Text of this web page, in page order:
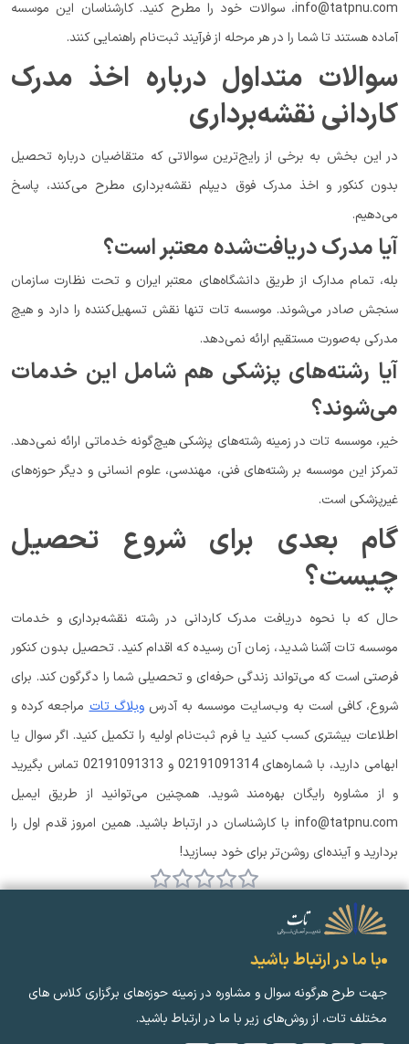
info@tatpnu.com، سوالات خود را مطرح کنید. کارشناسان این موسسه
آماده هستند تا شما را در هر مرحله از فرآیند ثبت‌نام راهنمایی کنند.
سوالات متداول درباره اخذ مدرک
کاردانی نقشه‌برداری
در این بخش به برخی از رایج‌ترین سوالاتی که متقاضیان درباره تحصیل
بدون کنکور و اخذ مدرک فوق دیپلم نقشه‌برداری مطرح می‌کنند، پاسخ
می‌دهیم.
آیا مدرک دریافت‌شده معتبر است؟
بله، تمام مدارک از طریق دانشگاه‌های معتبر ایران و تحت نظارت سازمان
سنجش صادر می‌شوند. موسسه تات تنها نقش تسهیل‌کننده را دارد و هیچ
مدرکی به‌صورت مستقیم ارائه نمی‌دهد.
آیا رشته‌های پزشکی هم شامل این خدمات
می‌شوند؟
خیر، موسسه تات در زمینه رشته‌های پزشکی هیچ‌گونه خدماتی ارائه نمی‌دهد.
تمرکز این موسسه بر رشته‌های فنی، مهندسی، علوم انسانی و دیگر حوزه‌های
غیرپزشکی است.
گام بعدی برای شروع تحصیل
چیست؟
حال که با نحوه دریافت مدرک کاردانی در رشته نقشه‌برداری و خدمات
موسسه تات آشنا شدید، زمان آن رسیده که اقدام کنید. تحصیل بدون کنکور
فرصتی است که می‌تواند زندگی حرفه‌ای و تحصیلی شما را دگرگون کند. برای
شروع، کافی است به وب‌سایت موسسه به آدرسوبلاگ تاتمراجعه کرده و
اطلاعات بیشتری کسب کنید یا فرم ثبت‌نام اولیه را تکمیل کنید. اگر سوال یا
ابهامی دارید، با شماره‌های 02191091314 و 02191091313 تماس بگیرید
و از مشاوره رایگان بهره‌مند شوید. همچنین می‌توانید از طریق ایمیل
info@tatpnu.com با کارشناسان در ارتباط باشید. همین امروز قدم اول را
بردارید و آینده‌ای روشن‌تر برای خود بسازید!
با ما در ارتباط باشید
جهت طرح هرگونه سوال و مشاوره در زمینه‌ حوزه‌های برگزاری کلاس ‌های
مختلف تات، از روش‌های زیر با ما در ارتباط باشید.